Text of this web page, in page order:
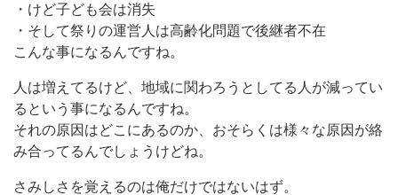
・けど子ども会は消失
・そして祭りの運営人は高齢化問題で後継者不在
こんな事になるんですね。
人は増えてるけど、地域に関わろうとしてる人が減ってい
るという事になるんですね。
それの原因はどこにあるのか、おそらくは様々な原因が絡
み合ってるんでしょうけどね。
さみしさを覚えるのは俺だけではないはず。